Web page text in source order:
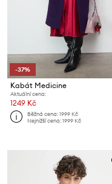
-37%
Kabát Medicine
Aktuální cena:
1249 Kč
Běžná cena:1999 Kč
Nejnižší cena:1999 Kč